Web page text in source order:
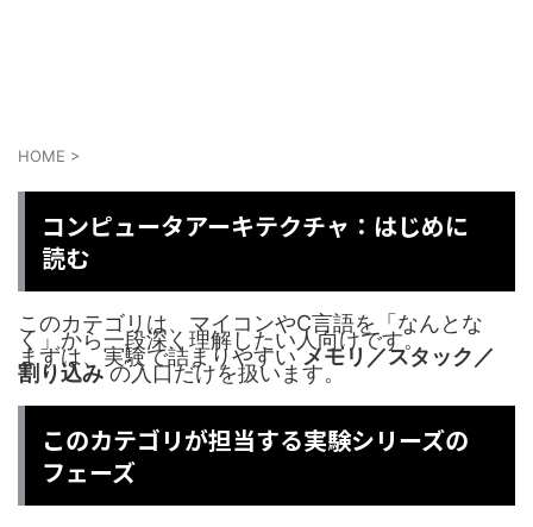
HOME >
コンピュータアーキテクチャ：はじめに
読む
このカテゴリは、マイコンやC言語を「なんとな
く」から一段深く理解したい人向けです。
まずは、実験で詰まりやすいメモリ／スタック／
割り込みの入口だけを扱います。
このカテゴリが担当する実験シリーズの
フェーズ